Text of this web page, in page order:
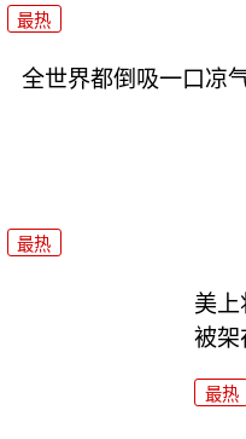
最热
全世界都倒吸一口凉
最热
美上
被架
最热